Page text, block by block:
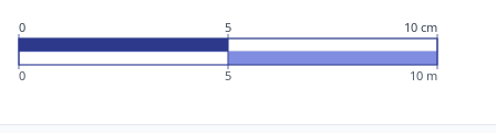
0
0
5
5
10 cm
10 m